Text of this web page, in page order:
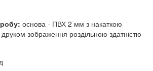
основа - ПВХ 2 мм з накаткою
друком зображення роздільною здатністю